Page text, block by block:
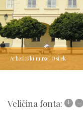
Arheološki muzej Osijek
Veličina fonta: + –